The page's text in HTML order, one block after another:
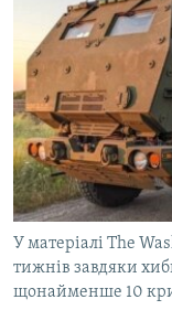
СВІТ
КИТАЙ.ВИКЛИКИ
МУЛЬТИМЕДІА
ФОТО
СПЕЦПРОЄКТИ
ПОДКАСТИ
КРИМ РЕАЛІЇ
РУС
УКР
У матеріалі The
тижнів завдяки
щонайменше 10